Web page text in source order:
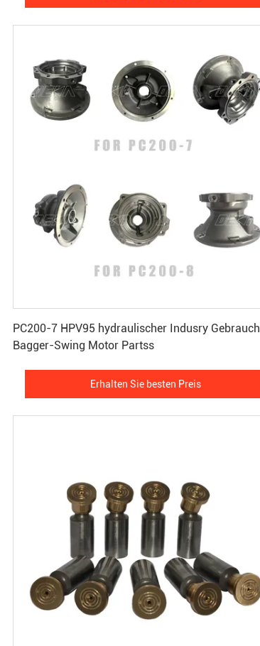
PC200-7 HPV95 hydraulischer Indusry Gebrauch
Bagger-Swing Motor Partss
Erhalten Sie besten Preis